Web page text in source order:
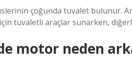
çoğunda tuvalet bulunur.
tuvaletli araçlar sunarken,
motor neden